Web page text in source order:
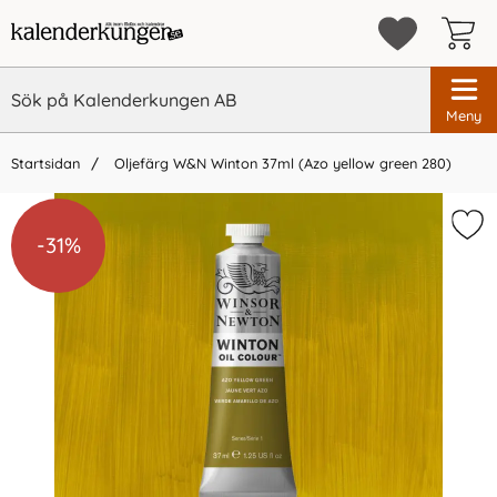
Meny
Startsidan Oljefärg W&N Winton 37ml (Azo yellow green 280)
Vi rekommenderar
-31%